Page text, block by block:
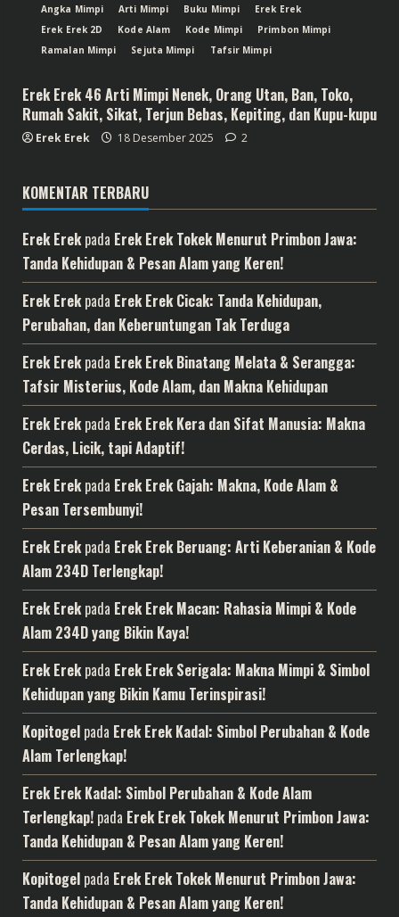
Angka Mimpi Arti Mimpi Buku Mimpi
Erek Erek
Erek Erek 2D
Kode Alam Kode Mimpi
Primbon Mimpi
Ramalan Mimpi
Sejuta Mimpi Tafsir Mimpi
Erek Erek 46 Arti Mimpi Nenek, Orang Utan, Ban, Toko,
Rumah Sakit, Sikat, Terjun Bebas, Kepiting, dan Kupu-kupu
Erek Erek 18 Desember 2025 2
KOMENTAR TERBARU
Erek Erekpada Erek Erek Tokek Menurut Primbon Jawa:
Tanda Kehidupan & Pesan Alam yang Keren!
Erek Erekpada Erek Erek Cicak: Tanda Kehidupan,
Perubahan, dan Keberuntungan Tak Terduga
Erek Erekpada Erek Erek Binatang Melata & Serangga:
Tafsir Misterius, Kode Alam, dan Makna Kehidupan
Erek Erekpada Erek Erek Kera dan Sifat Manusia: Makna
Cerdas, Licik, tapi Adaptif!
Erek Erekpada Erek Erek Gajah: Makna, Kode Alam &
Pesan Tersembunyi!
Erek Erekpada Erek Erek Beruang: Arti Keberanian & Kode
Alam 234D Terlengkap!
Erek Erekpada Erek Erek Macan: Rahasia Mimpi & Kode
Alam 234D yang Bikin Kaya!
Erek Erekpada Erek Erek Serigala: Makna Mimpi & Simbol
Kehidupan yang Bikin Kamu Terinspirasi!
Kopitogel pada Erek Erek Kadal: Simbol Perubahan & Kode
Alam Terlengkap!
Erek Erek Kadal: Simbol Perubahan & Kode Alam
Terlengkap! pada Erek Erek Tokek Menurut Primbon Jawa:
Tanda Kehidupan & Pesan Alam yang Keren!
Kopitogel pada Erek Erek Tokek Menurut Primbon Jawa:
Tanda Kehidupan & Pesan Alam yang Keren!